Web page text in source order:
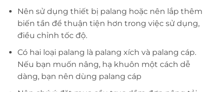
Nên sử dụng thiết bị palang hoặc nên lắp thêm
biến tần để thuận tiện hơn trong việc sử dụng,
điều chỉnh tốc độ.
Có hai loại palang là palang xích và palang cáp.
Nếu bạn muốn nâng, hạ khuôn một cách dễ
dàng, bạn nên dùng palang cáp